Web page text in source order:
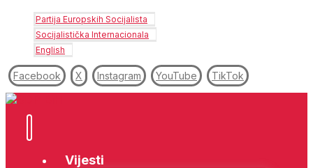
Partija Europskih Socijalista
Socijalistička Internacionala
English
Facebook X Instagram YouTube TikTok
Vijesti